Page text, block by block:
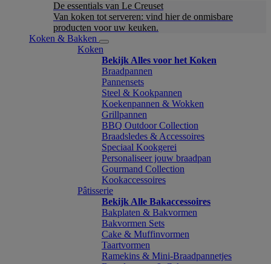
De essentials van Le Creuset
Van koken tot serveren: vind hier de onmisbare
producten voor uw keuken.
Koken & Bakken
Koken
Bekijk Alles voor het Koken
Braadpannen
Pannensets
Steel & Kookpannen
Koekenpannen & Wokken
Grillpannen
BBQ Outdoor Collection
Braadsledes & Accessoires
Speciaal Kookgerei
Personaliseer jouw braadpan
Gourmand Collection
Kookaccessoires
Pâtisserie
Bekijk Alle Bakaccessoires
Bakplaten & Bakvormen
Bakvormen Sets
Cake & Muffinvormen
Taartvormen
Ramekins & Mini-Braadpannetjes